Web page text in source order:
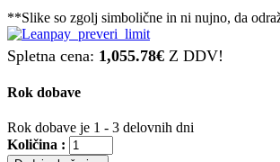
**Slike so zgolj simbolične in ni nujno, da
Spletna cena: 1,055.78€ Z DDV!
Rok dobave
Rok dobave je 1 - 3 delovnih dni
Količina :